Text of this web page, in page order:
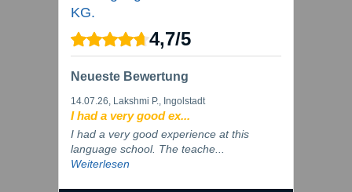
KG.
4,7/5
Neueste Bewertung
14.07.26, Lakshmi P., Ingolstadt
I had a very good ex...
I had a very good experience at this
language school. The teache...
Weiterlesen